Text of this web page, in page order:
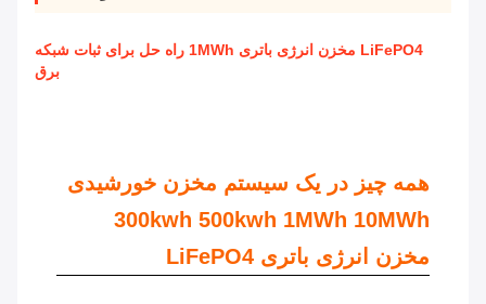
LiFePO4 مخزن انرژی باتری 1MWh راه حل برای ثبات شبکه
برق
همه چیز در یک سیستم مخزن خورشیدی
300kwh 500kwh 1MWh 10MWh
مخزن انرژی باتری LiFePO4